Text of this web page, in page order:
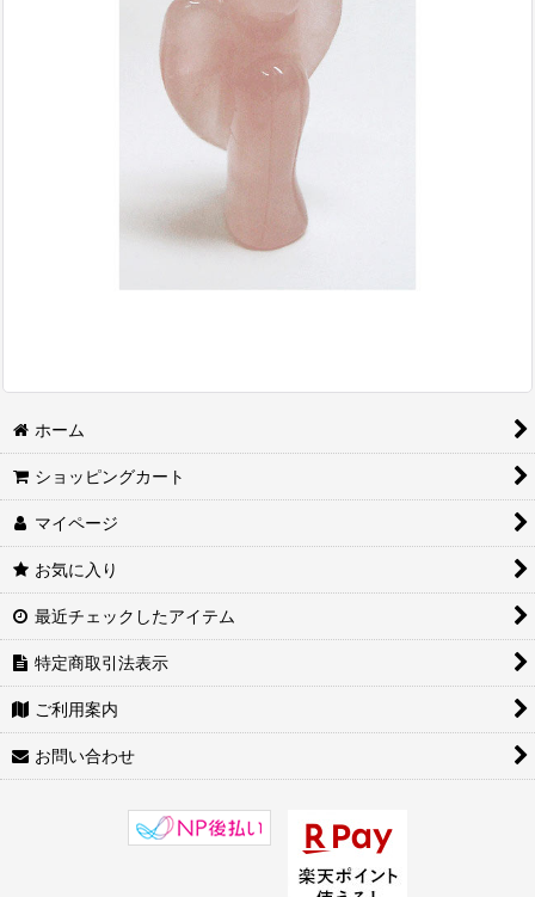
ホーム
ショッピングカート
マイページ
お気に入り
最近チェックしたアイテム
特定商取引法表示
ご利用案内
お問い合わせ